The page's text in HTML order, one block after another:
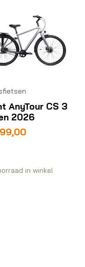
AnyTour CS 3
2026
in winkel